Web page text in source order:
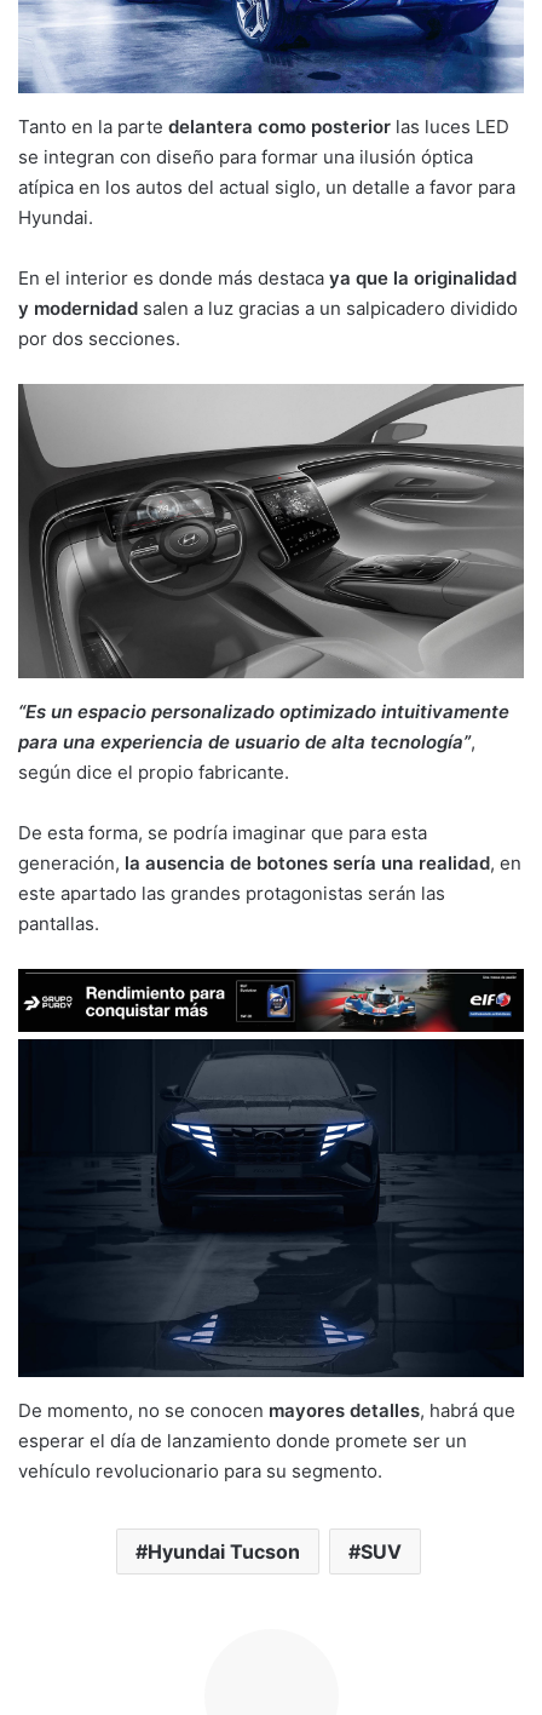
Tanto en la parte delantera como posterior las luces LED
se integran con diseño para formar una ilusión óptica
atípica en los autos del actual siglo, un detalle a favor para
Hyundai.
En el interior es donde más destaca ya que la originalidad
y modernidad salen a luz gracias a un salpicadero dividido
por dos secciones.
“Es un espacio personalizado optimizado intuitivamente
para una experiencia de usuario de alta tecnología”,
según dice el propio fabricante.
De esta forma, se podría imaginar que para esta
generación, la ausencia de botones sería una realidad, en
este apartado las grandes protagonistas serán las
pantallas.
De momento, no se conocen mayores detalles, habrá que
esperar el día de lanzamiento donde promete ser un
vehículo revolucionario para su segmento.
Hyundai Tucson SUV